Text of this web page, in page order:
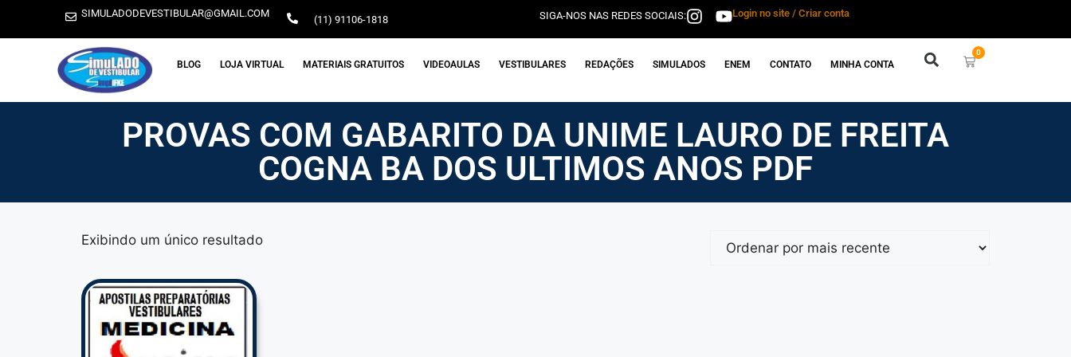
SIMULADODEVESTIBULAR@GMAIL.COM (11) 91106-1818 SIGA-NOS NAS REDES SOCIAIS: Login no site / Criar conta
BLOG LOJA VIRTUAL MATERIAIS GRATUITOS VIDEOAULAS VESTIBULARES REDAÇÕES SIMULADOS ENEM CONTATO MINHA CONTA
0
PROVAS COM GABARITO DA UNIME LAURO DE FREITA
COGNA BA DOS ULTIMOS ANOS PDF
Exibindo um único resultado